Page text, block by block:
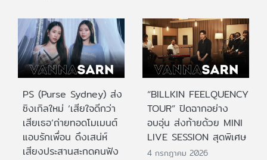
PS (Purse Sydney) ส่ง
ซิงเกิลใหม่ ‘เสียใจดีกว่า
เสียเธอ’ถ่ายทอดโมเมนต์
แอบรักเพื่อน ดึงเสน่ห์
เสียงประสานสะกดคนฟัง
“BILLKIN FEELQUENCY
TOUR” ปิดฉากอย่าง
อบอุ่น ส่งท้ายด้วย MINI
LIVE SESSION สุดพิเศษ
4 กรกฎาคม 2026